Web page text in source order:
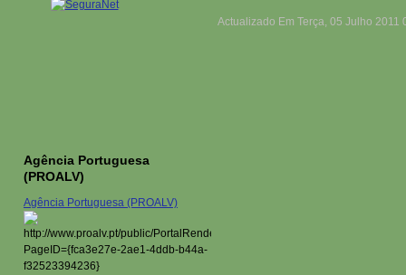
Actualizado Em Terça, 05 Julho 2011
Agência Portuguesa
(PROALV)
Agência Portuguesa (PROALV)